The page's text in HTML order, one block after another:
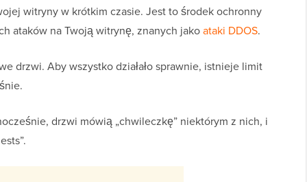
witryny w krótkim czasie. Jest to środek ochronny
ataków na Twoją witrynę, znanych jakoataki DDOS.
drzwi. Aby wszystko działało sprawnie, istnieje limit
drzwi mówią „chwileczkę” niektórym z nich, i